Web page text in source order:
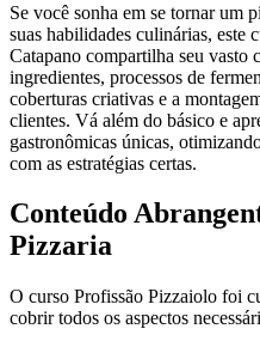
Se você sonha em se tornar um
suas habilidades culinárias, este
Catapano compartilha seu vasto
ingredientes, processos de
coberturas criativas e a
clientes. Vá além do básico e
gastronômicas únicas,
com as estratégias certas.
Conteúdo
Pizzaria
O curso Profissão Pizzaiolo foi
cobrir todos os aspectos